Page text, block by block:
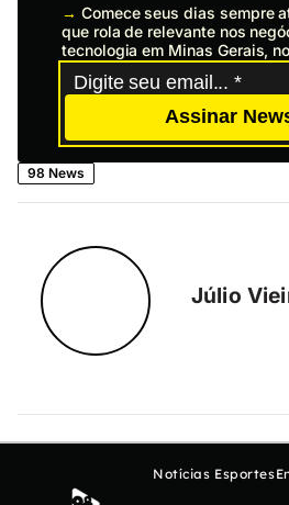
→ Comece seus dias sempre
que rola de relevante nos
tecnologia em Minas Gerais,
Assinar
98 News
Júlio
Notícias Esportes